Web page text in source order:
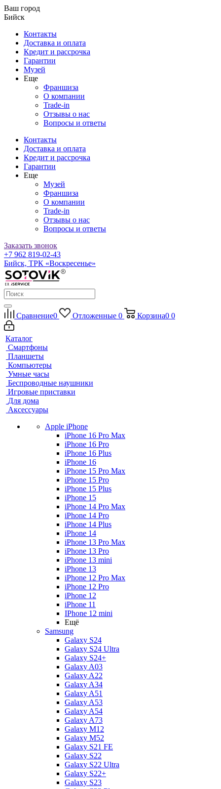
Ваш город
Бийск
Контакты
Доставка и оплата
Кредит и рассрочка
Гарантии
Музей
Еще
Франшиза
О компании
Trade-in
Отзывы о нас
Вопросы и ответы
Контакты
Доставка и оплата
Кредит и рассрочка
Гарантии
Еще
Музей
Франшиза
О компании
Trade-in
Отзывы о нас
Вопросы и ответы
Заказать звонок
+7 962 819-02-43
Бийск, ТРК «Воскресенье»
Сравнение0 Отложенные 0 Корзина0 0
Каталог
Смартфоны
Планшеты
Компьютеры
Умные часы
Беспроводные наушники
Игровые приставки
Для дома
Аксессуары
Apple iPhone
iPhone 16 Pro Max
iPhone 16 Pro
iPhone 16 Plus
iPhone 16
iPhone 15 Pro Max
iPhone 15 Pro
iPhone 15 Plus
iPhone 15
iPhone 14 Pro Max
iPhone 14 Pro
iPhone 14 Plus
iPhone 14
iPhone 13 Pro Max
iPhone 13 Pro
iPhone 13 mini
iPhone 13
iPhone 12 Pro Max
iPhone 12 Pro
iPhone 12
iPhone 11
IPhone 12 mini
Ещё
Samsung
Galaxy S24
Galaxy S24 Ultra
Galaxy S24+
Galaxy A03
Galaxy A22
Galaxy A34
Galaxy A51
Galaxy A53
Galaxy A54
Galaxy A73
Galaxy M12
Galaxy M52
Galaxy S21 FE
Galaxy S22
Galaxy S22 Ultra
Galaxy S22+
Galaxy S23